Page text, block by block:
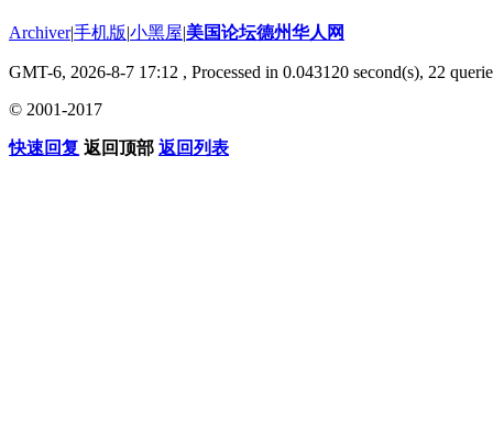
Archiver|手机版|小黑屋|美国论坛德州华人网
GMT-6, 2026-8-7 17:12 , Processed in 0.043120 second(s), 22
© 2001-2017
快速回复 返回顶部 返回列表